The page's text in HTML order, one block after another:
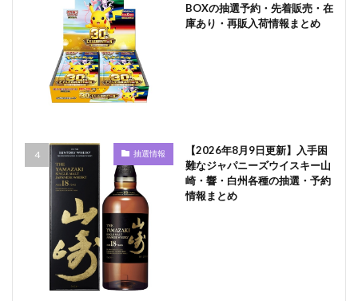
BOXの抽選予約・先着販売・在
庫あり・再販入荷情報まとめ
抽選情報
【2026年8月9日更新】入手困
難なジャパニーズウイスキー山
崎・響・白州各種の抽選・予約
情報まとめ